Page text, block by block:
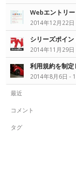
Webエントリ
2014年12月22日
シリーズポイ
2014年11月29日
利用規約を制定
2014年8月6日 -
最近
コメント
タグ